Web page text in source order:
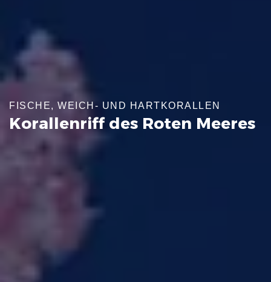
FISCHE, WEICH- UND HARTKORALLEN
Korallenriff des Roten Meeres